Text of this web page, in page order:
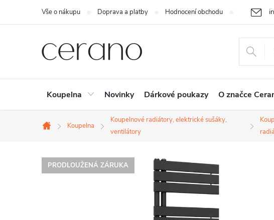
+420
Vše o nákupu Doprava a platby Hodnocení obchodu Cenová
Koupelna Novinky Dárkové poukazy O značce
Domů
Koupelna
Koupelnové radiátory, elektrické sušáky,
ventilátory
PRODLOUŽENÁ ZÁRUKA